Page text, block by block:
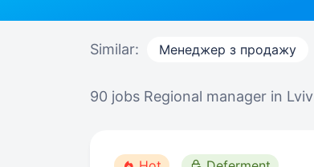
Similar: Менеджер з продажу
90 jobs Regional manager in Lviv